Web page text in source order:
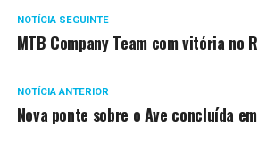
NOTÍCIA SEGUINTE
MTB Company Team com vitória no
NOTÍCIA ANTERIOR
Nova ponte sobre o Ave concluída